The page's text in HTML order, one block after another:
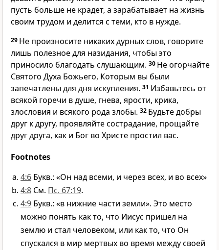
пусть больше не крадет, а зарабатывает на жизнь
своим трудом и делится с теми, кто в нужде.
29 Не произносите никаких дурных слов, говорите
лишь полезное для назидания, чтобы это
приносило благодать слушающим. 30 Не огорчайте
Святого Духа Божьего, Которым вы были
запечатлены для дня искупления. 31 Избавьтесь от
всякой горечи в душе, гнева, ярости, крика,
злословия и всякого рода злобы. 32 Будьте добры
друг к другу, проявляйте сострадание, прощайте
друг друга, как и Бог во Христе простил вас.
Footnotes
4:6 Букв.: «Он над всеми, и через всех, и во всех»
4:8 См. Пс. 67:19.
4:9 Букв.: «в нижние части земли». Это место
можно понять как то, что Иисус пришел на
землю и стал человеком, или как то, что Он
спускался в мир мертвых во время между своей